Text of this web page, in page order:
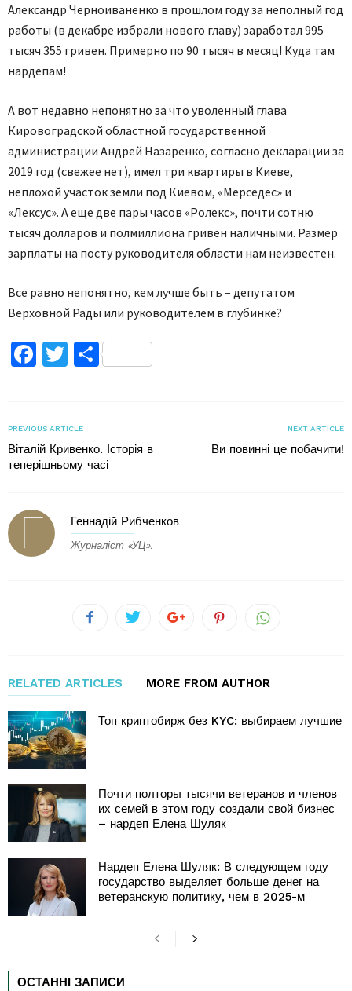
Александр Черноиваненко в прошлом году за неполный год
работы (в декабре избрали нового главу) заработал 995
тысяч 355 гривен. Примерно по 90 тысяч в месяц! Куда там
нардепам!
А вот недавно непонятно за что уволенный глава
Кировоградской областной государственной
администрации Андрей Назаренко, согласно декларации за
2019 год (свежее нет), имел три квартиры в Киеве,
неплохой участок земли под Киевом, «Мерседес» и
«Лексус». А еще две пары часов «Ролекс», почти сотню
тысяч долларов и полмиллиона гривен наличными. Размер
зарплаты на посту руководителя области нам неизвестен.
Все равно непонятно, кем лучше быть – депутатом
Верховной Рады или руководителем в глубинке?
Facebook
TwitterПоділитися
PREVIOUS ARTICLE
Віталій Кривенко. Історія в
теперішньому часі
NEXT ARTICLE
Ви повинні це побачити!
Геннадій Рибченков
Журналіст «УЦ».
RELATED ARTICLES MORE FROM AUTHOR
Топ криптобирж без KYC: выбираем лучшие
Почти полторы тысячи ветеранов и членов
их семей в этом году создали свой бизнес
– нардеп Елена Шуляк
Нардеп Елена Шуляк: В следующем году
государство выделяет больше денег на
ветеранскую политику, чем в 2025-м
ОСТАННІ ЗАПИСИ